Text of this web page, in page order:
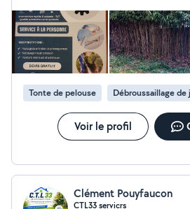
Tonte de pelouse Débroussaillage de
Voir le profil
Clément Pouyfaucon
CTL33 servicrs